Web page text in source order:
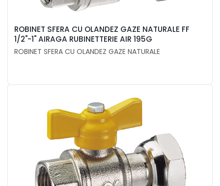
ROBINET SFERA CU OLANDEZ GAZE NATURALE FF
1/2"-1" AIRAGA RUBINETTERIE AIR 195G
ROBINET SFERA CU OLANDEZ GAZE NATURALE